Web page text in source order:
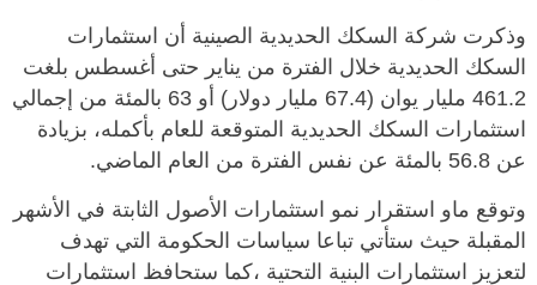
وذكرت شركة السكك الحديدية الصينية أن استثمارات
السكك الحديدية خلال الفترة من يناير حتى أغسطس بلغت
461.2 مليار يوان (67.4 مليار دولار) أو 63 بالمئة من إجمالي
استثمارات السكك الحديدية المتوقعة للعام بأكمله، بزيادة
عن 56.8 بالمئة عن نفس الفترة من العام الماضي.
وتوقع ماو استقرار نمو استثمارات الأصول الثابتة في الأشهر
المقبلة حيث ستأتي تباعا سياسات الحكومة التي تهدف
لتعزيز استثمارات البنية التحتية ،كما ستحافظ استثمارات